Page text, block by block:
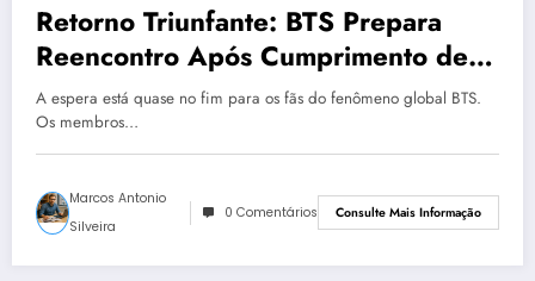
Retorno Triunfante: BTS Prepara
Reencontro Após Cumprimento de
Serviço Militar
A espera está quase no fim para os fãs do fenômeno global BTS.
Os membros…
Marcos Antonio
Silveira
0 Comentários Consulte Mais Informação